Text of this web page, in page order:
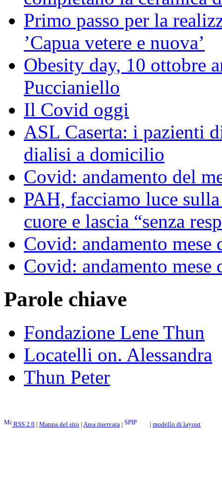
Primo passo per la
’Capua vetere e nuova’
Obesity day, 10 ottobre
Puccianiello
Il Covid oggi
ASL Caserta: i pazienti
dialisi a domicilio
Covid: andamento del
PAH, facciamo luce
cuore e lascia “senza
Covid: andamento mese
Covid: andamento mese
Parole chiave
Fondazione Lene Thun
Locatelli on. Alessandra
Thun Peter
RSS 2.0 | Mappa del sito | Area riservata | | modello di layout